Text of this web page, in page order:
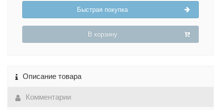
Быстрая покупка
В корзину
Описание товара
Комментарии